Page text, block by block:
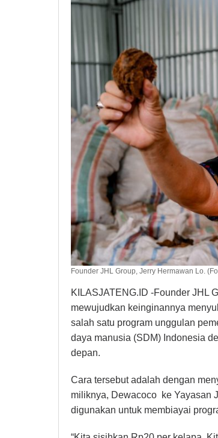
Founder JHL Group, Jerry Hermawan Lo.
KILASJATENG.ID -Founder JHL
mewujudkan keinginannya
salah satu program unggulan
daya manusia (SDM) Indonesia
depan.
Cara tersebut adalah dengan
miliknya, Dewacoco ke Yayasan
digunakan untuk membiayai